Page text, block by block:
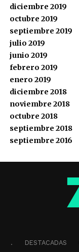
diciembre 2019
octubre 2019
septiembre 2019
julio 2019
junio 2019
febrero 2019
enero 2019
diciembre 2018
noviembre 2018
octubre 2018
septiembre 2018
septiembre 2016
. DESTACADAS